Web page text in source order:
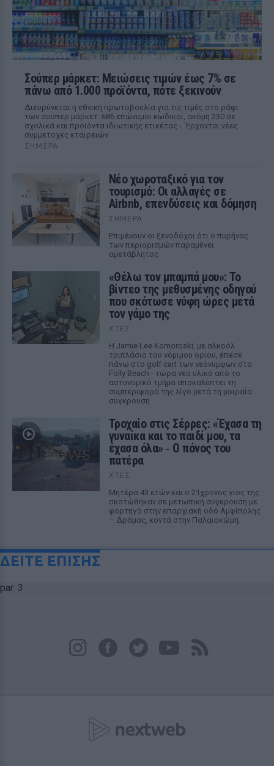
Σούπερ μάρκετ: Μειώσεις τιμών έως 7% σε
πάνω από 1.000 προϊόντα, πότε ξεκινούν
Διευρύνεται η εθνική πρωτοβουλία για τις τιμές στο ράφι
των σούπερ μάρκετ: 686 επώνυμοι κωδικοί, ακόμη 230 σε
σχολικά και προϊόντα ιδιωτικής ετικέτας - Έρχονται νέες
συμμετοχές εταιρειών
ΣΉΜΕΡΑ
Νέο χωροταξικό για τον
τουρισμό: Οι αλλαγές σε
Airbnb, επενδύσεις και δόμηση
ΣΉΜΕΡΑ
Επιμένουν οι ξενοδόχοι ότι ο πυρήνας
των περιορισμών παραμένει
αμετάβλητος
«Θέλω τον μπαμπά μου»: Το
βίντεο της μεθυσμένης οδηγού
που σκότωσε νύφη ώρες μετά
τον γάμο της
ΧΤΕΣ
Η Jamie Lee Komoroski, με αλκοόλ
τριπλάσιο του νόμιμου ορίου, έπεσε
πάνω στο golf cart των νεόνυμφων στο
Folly Beach - τώρα νέο υλικό από το
αστυνομικό τμήμα αποκαλύπτει τη
συμπεριφορά της λίγο μετά τη μοιραία
σύγκρουση
Τροχαίο στις Σέρρες: «Έχασα τη
γυναίκα και το παιδί μου, τα
έχασα όλα» ‑ Ο πόνος του
πατέρα
ΧΤΕΣ
Μητέρα 43 ετών και ο 21χρονος γιος της
σκοτώθηκαν σε μετωπική σύγκρουση με
φορτηγό στην επαρχιακή οδό Αμφίπολης
– Δράμας, κοντά στην Παλαιοκώμη.
ΔΕΙΤΕ ΕΠΙΣΗΣ
par: 3